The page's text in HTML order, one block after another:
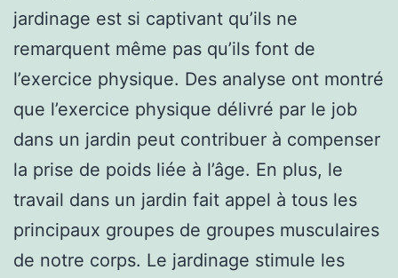
jardinage est si captivant qu’ils ne
remarquent même pas qu’ils font de
l’exercice physique. Des analyse ont montré
que l’exercice physique délivré par le job
dans un jardin peut contribuer à compenser
la prise de poids liée à l’âge. En plus, le
travail dans un jardin fait appel à tous les
principaux groupes de groupes musculaires
de notre corps. Le jardinage stimule les